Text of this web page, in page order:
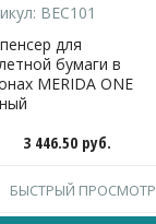
BEC101
для
бумаги в
MERIDA ONE
3 446.50 руб.
БЫСТРЫЙ ПРОСМОТР